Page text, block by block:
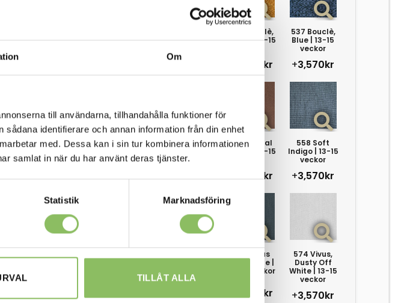
Om
till användarna, tillhandahålla funktioner för
identifierare och annan information från din enhet
med. Dessa kan i sin tur kombinera informationen
samlat in när du har använt deras tjänster.
Statistik Marknadsföring
TILLÅT ALLA
Ash grey | 13-
Forest Green
+3,570kr
536 Bouclè,
Ochre | 13-15
3,570kr
537 Bouclè,
Blue | 13-15
veckor
+3,570kr
539 Bouclè,
veckor
+3,570kr
550 Faunal
veckor
+3,570kr
551 Faunal
Brown | 13-15
+3,570kr
558 Soft
Indigo | 13-15
veckor
+3,570kr
573 Vivus
dusty blue |
13-15 veckor
3,570kr
574 Vivus,
Dusty Off
White | 13-15
veckor
+3,570kr